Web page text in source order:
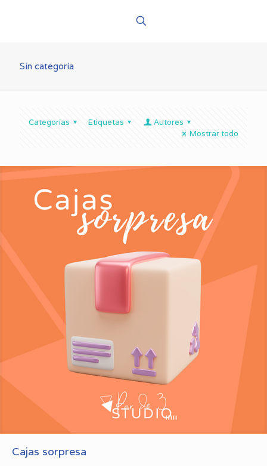
Sin categoría
Categorías Etiquetas
Autores
Mostrar todo
Cajas sorpresa